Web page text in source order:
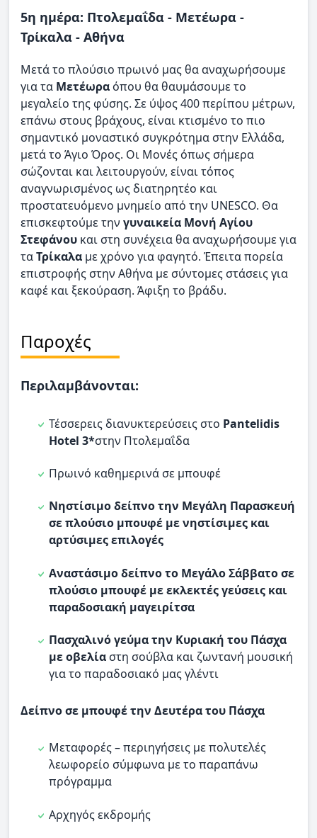
5η ημέρα: Πτολεμαΐδα - Μετέωρα -
Τρίκαλα - Αθήνα
Μετά το πλούσιο πρωινό μας θα αναχωρήσουμε
για τα Μετέωρα όπου θα θαυμάσουμε το
μεγαλείο της φύσης. Σε ύψος 400 περίπου μέτρων,
επάνω στους βράχους, είναι κτισμένο το πιο
σημαντικό μοναστικό συγκρότημα στην Ελλάδα,
μετά το Άγιο Όρος. Οι Μονές όπως σήμερα
σώζονται και λειτουργούν, είναι τόπος
αναγνωρισμένος ως διατηρητέο και
προστατευόμενο μνημείο από την UNESCO. Θα
επισκεφτούμε την γυναικεία Μονή Αγίου
Στεφάνου και στη συνέχεια θα αναχωρήσουμε για
ταΤρίκαλα με χρόνο για φαγητό. Έπειτα πορεία
επιστροφής στην Αθήνα με σύντομες στάσεις για
καφέ και ξεκούραση. Άφιξη το βράδυ.
Παροχές
Περιλαμβάνονται:
Τέσσερεις διανυκτερεύσεις στο Pantelidis
Hotel 3*στην Πτολεμαΐδα
Πρωινό καθημερινά σε μπουφέ
Νηστίσιμο δείπνο την Μεγάλη Παρασκευή
σε πλούσιο μπουφέ με νηστίσιμες και
αρτύσιμες επιλογές
Αναστάσιμο δείπνο το Μεγάλο Σάββατο σε
πλούσιο μπουφέ με εκλεκτές γεύσεις και
παραδοσιακή μαγειρίτσα
Πασχαλινό γεύμα την Κυριακή του Πάσχα
με οβελία στη σούβλα και ζωντανή μουσική
για το παραδοσιακό μας γλέντι
Δείπνο σε μπουφέ την Δευτέρα του Πάσχα
Μεταφορές – περιηγήσεις με πολυτελές
λεωφορείο σύμφωνα με το παραπάνω
πρόγραμμα
Αρχηγός εκδρομής